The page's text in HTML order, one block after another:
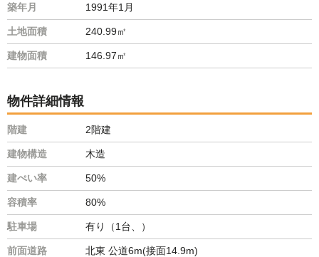
築年月 1991年1月
土地面積 240.99㎡
建物面積 146.97㎡
物件詳細情報
階建 2階建
建物構造 木造
建ぺい率 50%
容積率 80%
駐車場 有り（1台、）
前面道路 北東 公道6m(接面14.9m)